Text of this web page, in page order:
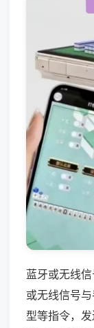
蓝牙或无线
或无线信号
型等指令，